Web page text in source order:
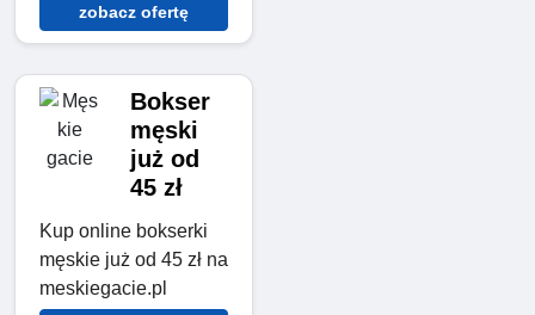
zobacz ofertę
Bokser
męski
już od
45 zł
Kup online bokserki
męskie już od 45 zł na
meskiegacie.pl